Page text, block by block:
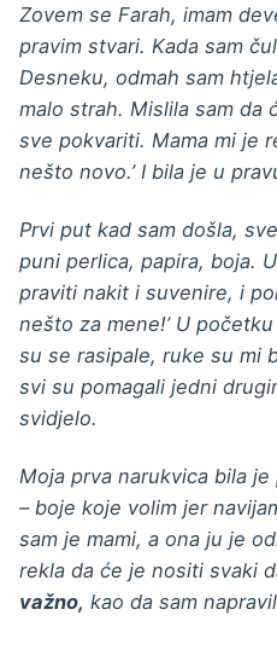
Zovem se Farah, imam
pravim stvari. Kada sam
Desneku, odmah sam
malo strah. Mislila sam da
sve pokvariti. Mama mi je
nešto novo.’ I bila je u
Prvi put kad sam došla,
puni perlica, papira, boja.
praviti nakit i suvenire, i
nešto za mene!’ U
su se rasipale, ruke su mi
svi su pomagali jedni
svidjelo.
Moja prva narukvica bila
– boje koje volim jer
sam je mami, a ona ju je
rekla da će je nositi svaki
važno, kao da sam